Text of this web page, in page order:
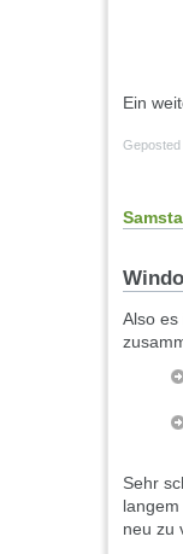
Ein
Geposted
Also
Sehr
neu zu